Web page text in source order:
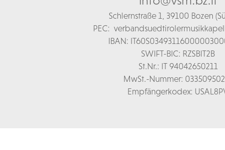
Schlernstraße 1, 39100 Bozen
PEC:
IBAN:
SWIFT-BIC: RZSBIT2B
St.Nr.: IT 94042650211
MwSt.-Nummer:
Empfängerkodex: